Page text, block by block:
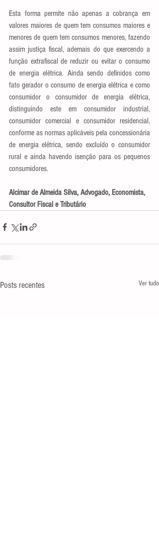
Esta forma permite não apenas a cobrança em
valores maiores de quem tem consumos maiores e
menores de quem tem consumos menores, fazendo
assim justiça fiscal, ademais do que exercendo a
função extrafiscal de reduzir ou evitar o consumo
de energia elétrica. Ainda sendo definidos como
fato gerador o consumo de energia elétrica e como
consumidor o consumidor de energia elétrica,
distinguindo este em consumidor industrial,
consumidor comercial e consumidor residencial,
conforme as normas aplicáveis pela concessionária
de energia elétrica, sendo excluído o consumidor
rural e ainda havendo isenção para os pequenos
consumidores.
Alcimar de Almeida Silva, Advogado, Economista,
Consultor Fiscal e Tributário
Posts recentes Ver tudo